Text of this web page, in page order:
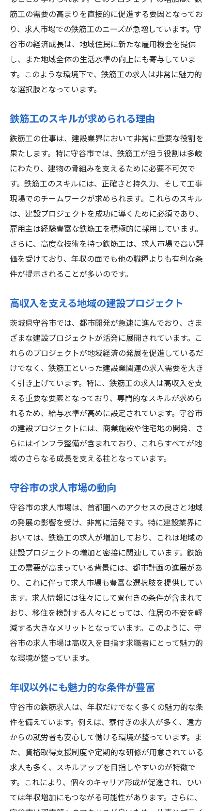
筋工の需要の高まりを直接的に促進する要因となってお
り、求人市場での鉄筋工のニーズが急増しています。守
谷市の経済成長は、地域住民に新たな雇用機会を提供
し、また地域全体の生活水準の向上にも寄与していま
す。このような環境下で、鉄筋工の求人は非常に魅力的
な選択肢となっています。
鉄筋工のスキルが求められる理由
鉄筋工の仕事は、建設業界において非常に重要な役割を
果たします。特に守谷市では、鉄筋工が担う役割は多岐
にわたり、建物の骨組みを支えるために必要不可欠で
す。鉄筋工のスキルには、正確さと持久力、そして工事
現場でのチームワークが求められます。これらのスキル
は、建設プロジェクトを成功に導くために必須であり、
雇用主は経験豊富な鉄筋工を積極的に採用しています。
さらに、高度な技術を持つ鉄筋工は、求人市場で高い評
価を受けており、年収の面でも他の職種よりも有利な条
件が提示されることが多いのです。
高収入を支える地域の建設プロジェクト
茨城県守谷市では、都市開発が急速に進んでおり、さま
ざまな建設プロジェクトが活発に展開されています。こ
れらのプロジェクトが地域経済の発展を促進しているだ
けでなく、鉄筋工といった建設業関連の求人需要を大き
く引き上げています。特に、鉄筋工の求人は高収入を支
える重要な要素となっており、専門的なスキルが求めら
れるため、給与水準が高めに設定されています。守谷市
の建設プロジェクトには、商業施設や住宅地の開発、さ
らにはインフラ整備が含まれており、これらすべてが地
域のさらなる成長を支える柱となっています。
守谷市の求人市場の動向
守谷市の求人市場は、首都圏へのアクセスの良さと地域
の発展の影響を受け、非常に活発です。特に建設業界に
おいては、鉄筋工の求人が増加しており、これは地域の
建設プロジェクトの増加と密接に関連しています。鉄筋
工の需要が高まっている背景には、都市計画の進展があ
り、これに伴って求人市場も豊富な選択肢を提供してい
ます。求人情報には往々にして寮付きの条件が含まれて
おり、移住を検討する人々にとっては、住居の不安を軽
減する大きなメリットとなっています。このように、守
谷市の求人市場は高収入を目指す求職者にとって魅力的
な環境が整っています。
年収以外にも魅力的な条件が豊富
守谷市の鉄筋求人は、年収だけでなく多くの魅力的な条
件を備えています。例えば、寮付きの求人が多く、遠方
からの就労者も安心して働ける環境が整っています。ま
た、資格取得支援制度や定期的な研修が用意されている
求人も多く、スキルアップを目指しやすいのが特徴で
す。これにより、個々のキャリア形成が促進され、ひい
ては年収増加にもつながる可能性があります。さらに、